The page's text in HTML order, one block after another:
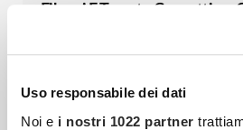
Uso responsabile dei dati
Noi e i nostri 1022 partner
Fibrosi E Tessuto Connettivo:
diffuse e decisive
resta spesso meno